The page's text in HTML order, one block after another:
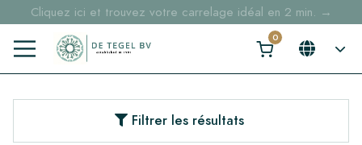
Cliquez ici et trouvez votre carrelage idéal en 2 min. →
Filtrer les résultats